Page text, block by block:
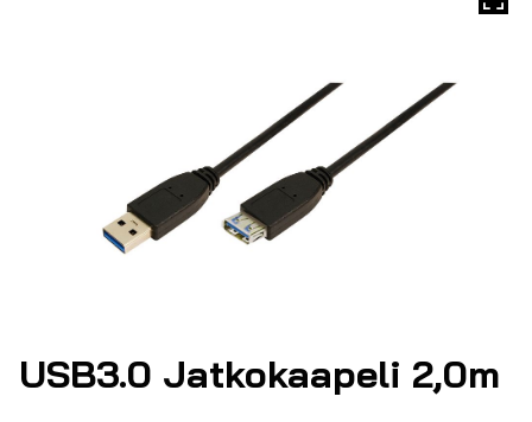
USB3.0 Jatkokaapeli 2,0m